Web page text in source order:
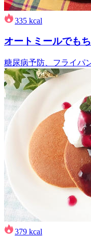
335 kcal
オートミールでも
糖尿病予防、フライパ
379 kcal